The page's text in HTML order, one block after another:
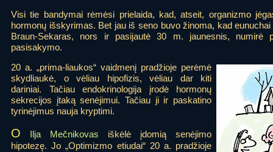
Visi tie bandymai rėmėsi prielaida, kad, atseit, organizmo
hormonų išskyrimas. Bet jau iš seno buvo žinoma, kad
Braun-Sekaras, nors ir pasijautė 30 m. jaunesnis,
pasisakymo.
20 a. „prima-liaukos“ vaidmenį pradžioje perėmė
skydliaukė, o vėliau hipofizis, vėliau dar kiti
dariniai. Tačiau endokrinologija įrodė hormonų
sekrecijos įtaką senėjimui. Tačiau ji ir paskatino
tyrinėjimus nauja kryptimi.
O Ilja Mečnikovas iškėlė įdomią senėjimo
hipotezę. Jo „Optimizmo etiudai“ 20 a. pradžioje